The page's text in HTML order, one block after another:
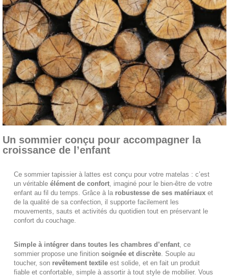
Un sommier conçu pour accompagner la
croissance de l’enfant
Ce sommier tapissier à lattes est conçu pour votre matelas : c’est
un véritable élément de confort, imaginé pour le bien-être de votre
enfant au fil du temps. Grâce à la robustesse de ses matériauxet
de la qualité de sa confection, il supporte facilement les
mouvements, sauts et activités du quotidien tout en préservant le
confort du couchage.
Simple à intégrer dans toutes les chambres d’enfant, ce
sommier propose une finition soignée et discrète. Souple au
toucher, son revêtement textileest solide, et en fait un produit
fiable et confortable, simple à assortir à tout style de mobilier. Vous